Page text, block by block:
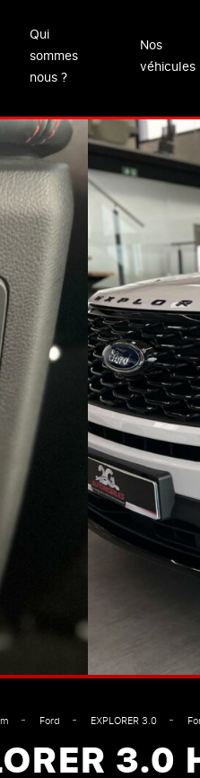
Qui
sommes
nous ?
Nos
véhicules
Ford EXPLORER 3.0